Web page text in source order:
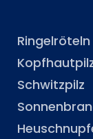
Ringelröteln
Schwitzpilz